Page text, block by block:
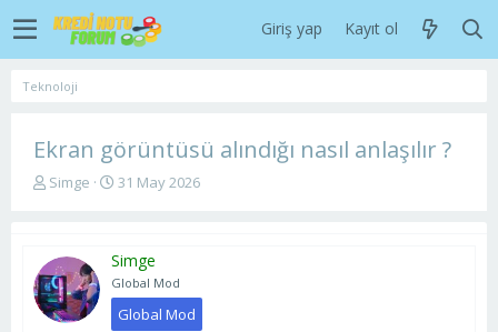
Giriş yap Kayıt ol
Teknoloji
Ekran görüntüsü alındığı nasıl anlaşılır ?
K
y
u
b
a
Simge
B
a
n
g
ı
31 May 2026
Simge
Global Mod
Global Mod